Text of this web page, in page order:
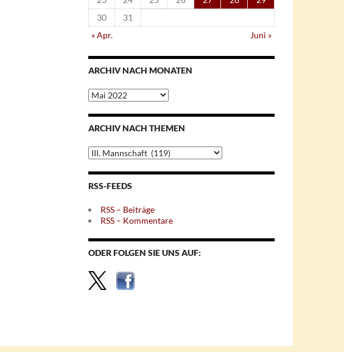
30
31
« Apr.
Juni »
ARCHIV NACH MONATEN
Archiv
nach
Monaten
ARCHIV NACH THEMEN
Archiv
nach
Themen
RSS-FEEDS
RSS – Beiträge
RSS – Kommentare
ODER FOLGEN SIE UNS AUF: